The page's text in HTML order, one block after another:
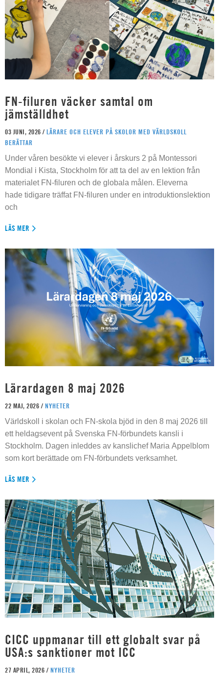
FN-filuren väcker samtal om
jämställdhet
03 JUNI, 2026 / LÄRARE OCH ELEVER PÅ SKOLOR MED VÄRLDSKOLL
BERÄTTAR
Under våren besökte vi elever i årskurs 2 på Montessori
Mondial i Kista, Stockholm för att ta del av en lektion från
materialet FN-filuren och de globala målen. Eleverna
hade tidigare träffat FN-filuren under en introduktionslektion
och
LÄS MER
Lärardagen 8 maj 2026
22 MAJ, 2026 / NYHETER
Världskoll i skolan och FN-skola bjöd in den 8 maj 2026 till
ett heldagsevent på Svenska FN-förbundets kansli i
Stockholm. Dagen inleddes av kanslichef Maria Appelblom
som kort berättade om FN-förbundets verksamhet.
LÄS MER
CICC uppmanar till ett globalt svar på
USA:s sanktioner mot ICC
27 APRIL, 2026 / NYHETER